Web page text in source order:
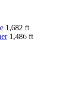
1,682 ft
1,486 ft